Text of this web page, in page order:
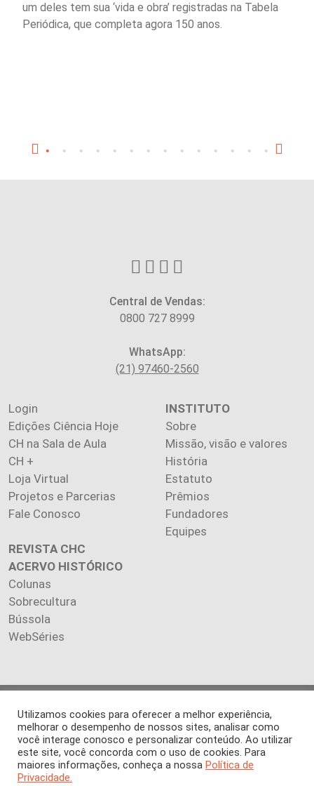
um deles tem sua ‘vida e obra’ registradas na Tabela
Periódica, que completa agora 150 anos.
Central de Vendas:
0800 727 8999
WhatsApp:
(21) 97460-2560
Login
Edições Ciência Hoje
CH na Sala de Aula
CH +
Loja Virtual
Projetos e Parcerias
Fale Conosco
INSTITUTO
Sobre
Missão, visão e valores
História
Estatuto
Prêmios
Fundadores
Equipes
REVISTA CHC
ACERVO HISTÓRICO
Colunas
Sobrecultura
Bússola
WebSéries
Copyright 2026 INSTITUTO CIÊNCIA HOJE. Todos os direitos
reservados.
Os artigos publicados na revista refletem exclusivamente a
opinião de seus autores.
É proibida a reprodução, integral ou parcial, do conteúdo (imagens
Utilizamos cookies para oferecer a melhor experiência,
melhorar o desempenho de nossos sites, analisar como
você interage conosco e personalizar conteúdo. Ao utilizar
este site, você concorda com o uso de cookies. Para
maiores informações, conheça a nossa Política de
Privacidade.